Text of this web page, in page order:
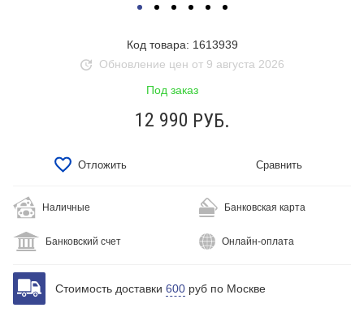
Код товара: 1613939
Под заказ
Обновление цен от 9 августа 2026
12 990 РУБ.
Отложить Сравнить
Наличные Банковская карта
Банковский счет Онлайн-оплата
Стоимость доставки 600 руб по Москве